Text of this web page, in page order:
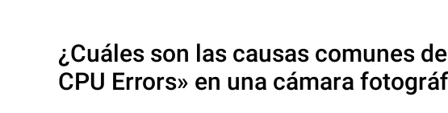
¿Cuáles son las causas comunes
CPU Errors» en una cámara